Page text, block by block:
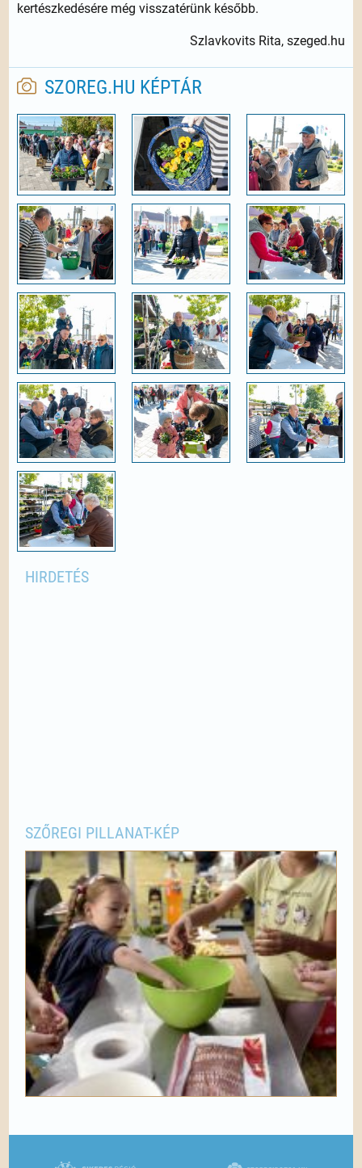
kertészkedésére még visszatérünk később.
Szlavkovits Rita, szeged.hu
SZOREG.HU KÉPTÁR
HIRDETÉS
SZŐREGI PILLANAT-KÉP